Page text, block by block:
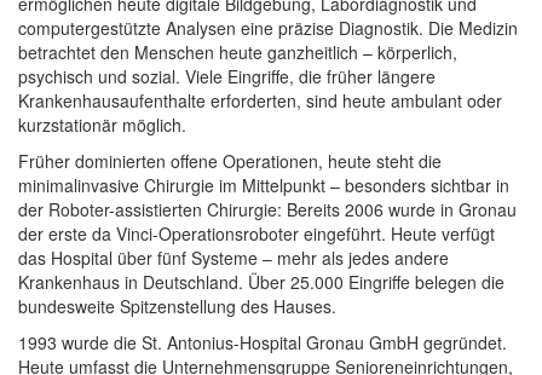
computergestützte Analysen eine präzise Diagnostik. Die Medizin
betrachtet den Menschen heute ganzheitlich – körperlich,
psychisch und sozial. Viele Eingriffe, die früher längere
Krankenhausaufenthalte erforderten, sind heute ambulant oder
kurzstationär möglich.
Früher dominierten offene Operationen, heute steht die
minimalinvasive Chirurgie im Mittelpunkt – besonders sichtbar in
der Roboter-assistierten Chirurgie: Bereits 2006 wurde in Gronau
der erste da Vinci-Operationsroboter eingeführt. Heute verfügt
das Hospital über fünf Systeme – mehr als jedes andere
Krankenhaus in Deutschland. Über 25.000 Eingriffe belegen die
bundesweite Spitzenstellung des Hauses.
1993 wurde die St. Antonius-Hospital Gronau GmbH gegründet.
Heute umfasst die Unternehmensgruppe Senioreneinrichtungen,